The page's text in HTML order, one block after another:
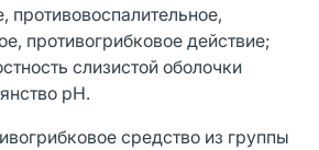
противовоспалительное,
противогрибковое действие;
слизистой оболочки
pH.
средство из группы